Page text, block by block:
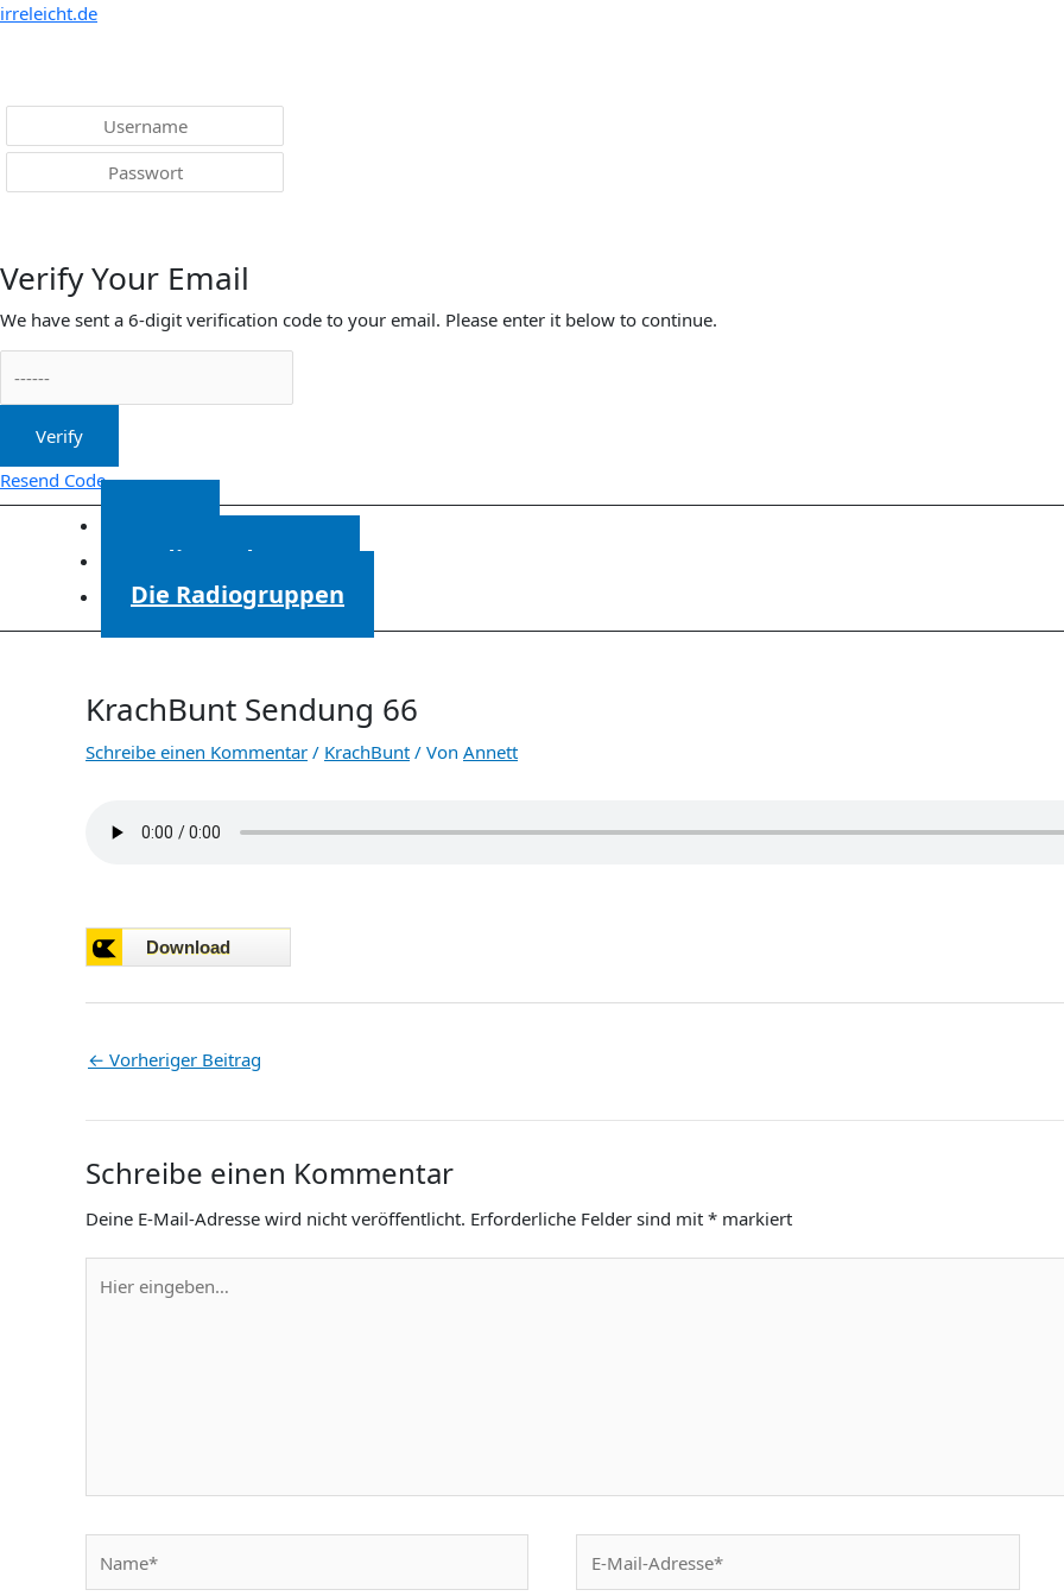
irreleicht.de
Verify Your Email
We have sent a 6-digit verification code to your email. Please enter it below to continue.
Verify
Resend Code
Menü
Radiosendungen
Die Radiogruppen
KrachBunt Sendung 66
Schreibe einen Kommentar / KrachBunt / Von Annett
← Vorheriger Beitrag
Schreibe einen Kommentar
Deine E-Mail-Adresse wird nicht veröffentlicht. Erforderliche Felder sind mit * markiert
eingeben…
Mail-